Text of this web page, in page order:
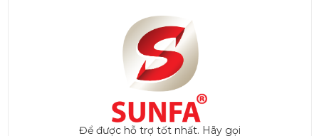
Để được hỗ trợ tốt nhất. Hãy gọi